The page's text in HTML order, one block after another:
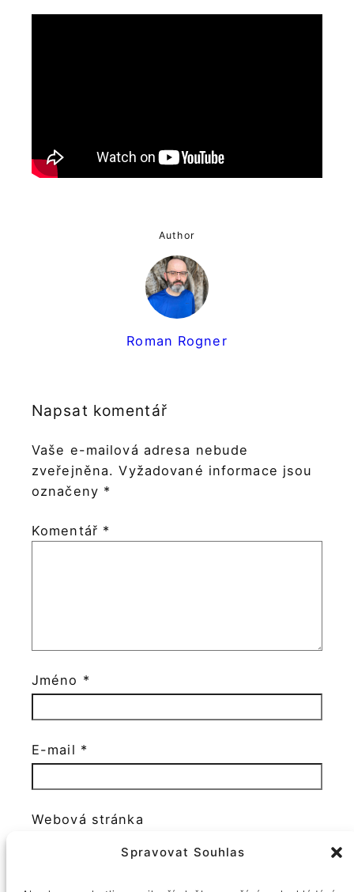
Spravovat Souhlas
Author
Roman Rogner
Napsat komentář
Vaše e-mailová adresa nebude
zveřejněna. Vyžadované informace jsou
označeny *
Komentář *
Jméno *
E-mail *
Webová stránka